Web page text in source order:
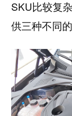
SKU比较复
供三种不同